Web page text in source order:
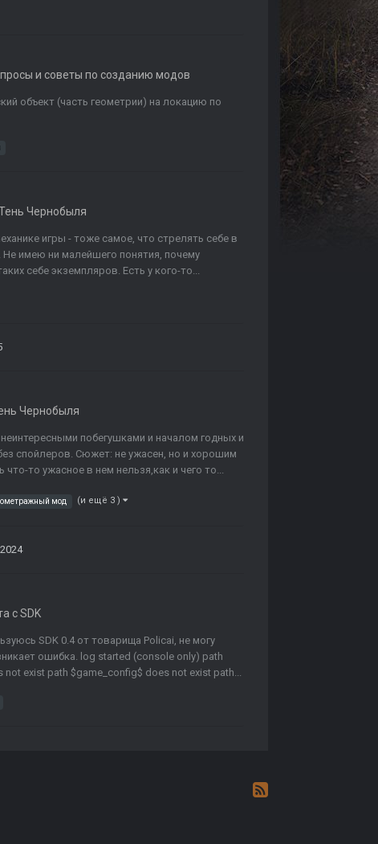
и советы по созданию модов
объект (часть геометрии) на локацию по
Чернобыля
игры - тоже самое, что стрелять себе в
имею ни малейшего понятия, почему
себе экземпляров. Есть у кого-то...
Чернобыля
побегушками и началом годных и
спойлеров. Сюжет: не ужасен, но и хорошим
что-то ужасное в нем нельзя,как и чего то...
мод (и ещё 3 )
с SDK
SDK 0.4 от товарища Policai, не могу
ошибка. log started (console only) path
exist path $game_config$ does not exist path...